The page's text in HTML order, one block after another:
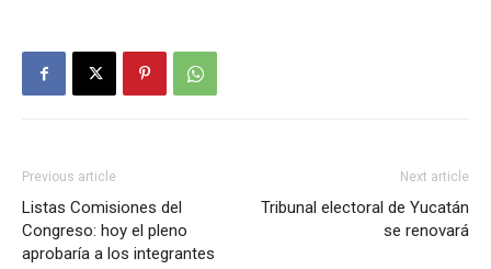
Previous article
Listas Comisiones del
Congreso: hoy el pleno
aprobaría a los integrantes
Next article
Tribunal electoral de Yucatán
se renovará